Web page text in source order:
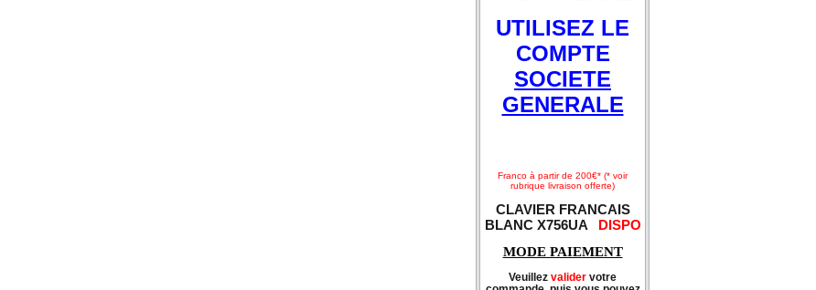
UTILISEZ LE
COMPTE
SOCIETE
GENERALE
Franco à partir de 200€* (* voir
rubrique livraison offerte)
CLAVIER FRANCAIS
BLANC X756UA DISPO
MODE PAIEMENT
Veuillez valider votre